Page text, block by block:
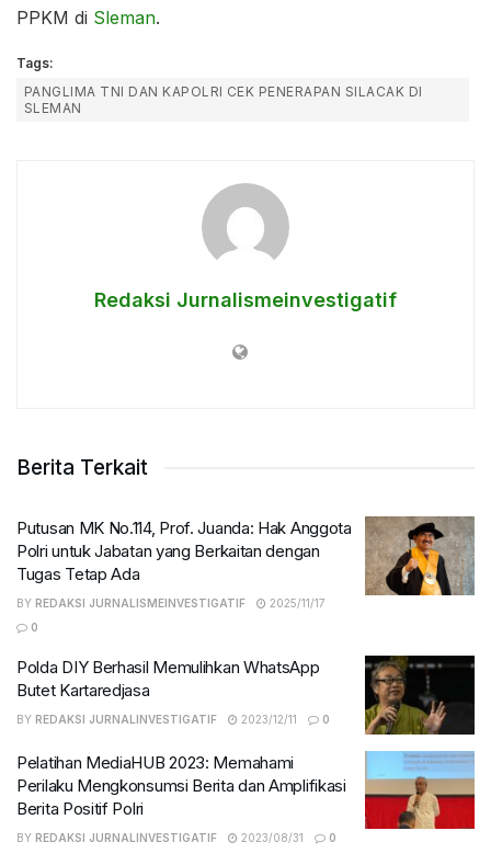
PPKM di Sleman.
Tags:
PANGLIMA TNI DAN KAPOLRI CEK PENERAPAN SILACAK DI
SLEMAN
Redaksi Jurnalismeinvestigatif
Berita Terkait
Putusan MK No.114, Prof. Juanda: Hak Anggota
Polri untuk Jabatan yang Berkaitan dengan
Tugas Tetap Ada
BY REDAKSI JURNALISMEINVESTIGATIF
2025/11/17
0
Polda DIY Berhasil Memulihkan WhatsApp
Butet Kartaredjasa
BY REDAKSI JURNALINVESTIGATIF 2023/12/11 0
Pelatihan MediaHUB 2023: Memahami
Perilaku Mengkonsumsi Berita dan Amplifikasi
Berita Positif Polri
BY REDAKSI JURNALINVESTIGATIF 2023/08/31 0